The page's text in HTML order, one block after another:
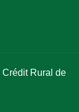
Crédit Rural de